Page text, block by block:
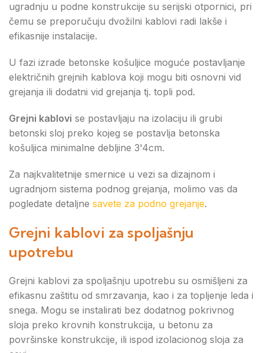
ugradnju u podne konstrukcije su serijski otpornici, pri
čemu se preporučuju dvožilni kablovi radi lakše i
efikasnije instalacije.
U fazi izrade betonske košuljice moguće postavljanje
električnih grejnih kablova koji mogu biti osnovni vid
grejanja ili dodatni vid grejanja tj. topli pod.
Grejni kablovi se postavljaju na izolaciju ili grubi
betonski sloj preko kojeg se postavlja betonska
košuljica minimalne debljine 3'4cm.
Za najkvalitetnije smernice u vezi sa dizajnom i
ugradnjom sistema podnog grejanja, molimo vas da
pogledate detaljne savete za podno grejanje.
Grejni kablovi za spoljašnju
upotrebu
Grejni kablovi za spoljašnju upotrebu su osmišljeni za
efikasnu zaštitu od smrzavanja, kao i za topljenje leda i
snega. Mogu se instalirati bez dodatnog pokrivnog
sloja preko krovnih konstrukcija, u betonu za
površinske konstrukcije, ili ispod izolacionog sloja za